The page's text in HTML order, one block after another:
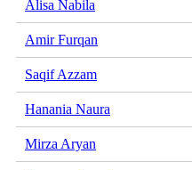
Alisa Nabila
Amir Furqan
Saqif Azzam
Hanania Naura
Mirza Aryan